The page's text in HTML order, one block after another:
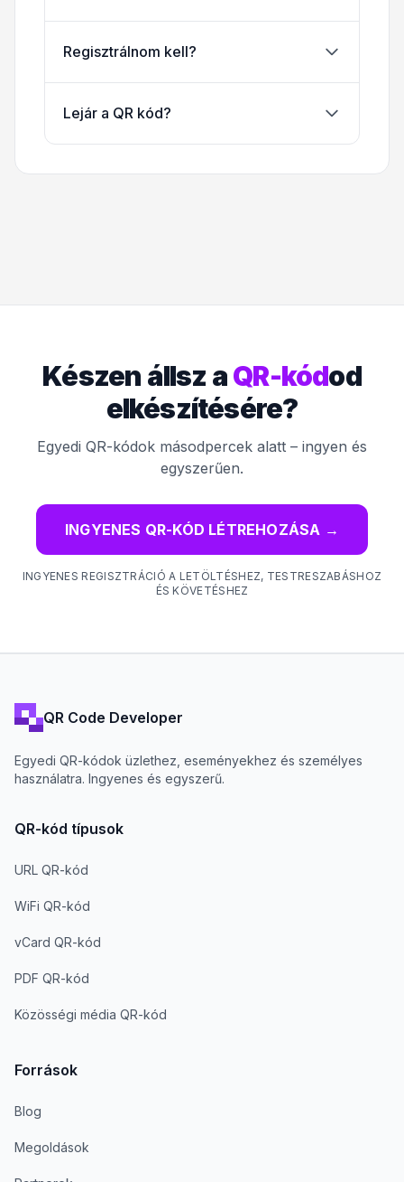
Regisztrálnom kell?
Lejár a QR kód?
Készen állsz aQR-kódod
elkészítésére?
Egyedi QR-kódok másodpercek alatt – ingyen és
egyszerűen.
INGYENES QR-KÓD LÉTREHOZÁSA →
INGYENES REGISZTRÁCIÓ A LETÖLTÉSHEZ, TESTRESZABÁSHOZ
ÉS KÖVETÉSHEZ
QR Code Developer
Egyedi QR-kódok üzlethez, eseményekhez és személyes
használatra. Ingyenes és egyszerű.
QR-kód típusok
URL QR-kód
WiFi QR-kód
vCard QR-kód
PDF QR-kód
Közösségi média QR-kód
Források
Blog
Megoldások